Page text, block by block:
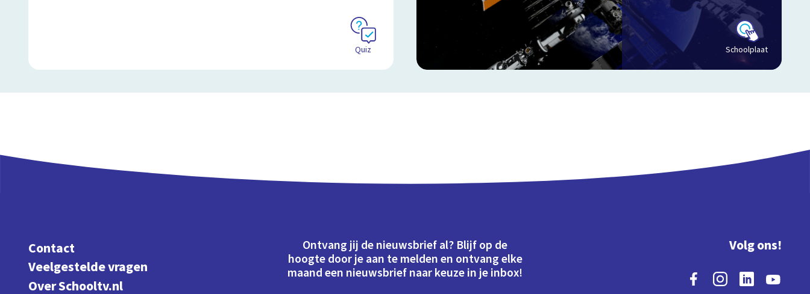
Quiz Schoolplaat
Contact
Veelgestelde vragen
Over Schooltv.nl
Ontvang jij de nieuwsbrief al? Blijf op de
hoogte door je aan te melden en ontvang elke
maand een nieuwsbrief naar keuze in je inbox!
Volg ons!